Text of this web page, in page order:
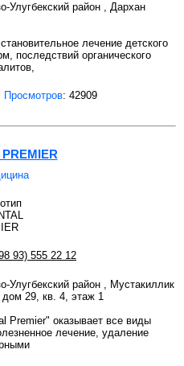
Улугбекский район , Дархан
лечение детского
последствий органического
Просмотров: 42909
93) 555 22 12
Улугбекский район , Мустакиллик
29, кв. 4, этаж 1
Premier" оказывает все виды
лечение, удаление